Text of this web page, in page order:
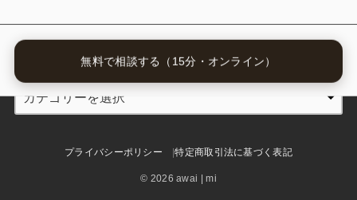
無料で相談する（15分・オンライン）
プライバシーポリシー 特定商取引法に基づく表記
© 2026 awai | mi